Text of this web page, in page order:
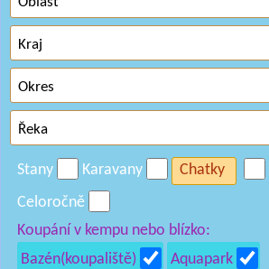
Stany Karavany Chatky
Celoročně
Koupání v kempu nebo blízko:
Bazén(koupaliště)
Aquapark